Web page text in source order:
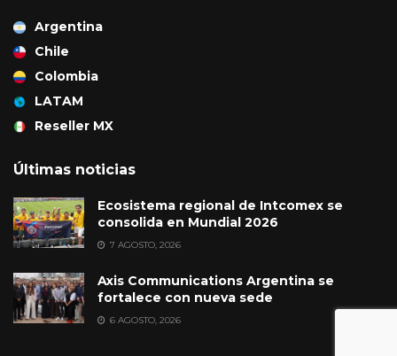
Argentina
Chile
Colombia
LATAM
Reseller MX
Últimas noticias
Ecosistema regional de Intcomex se
consolida en Mundial 2026
7 AGOSTO, 2026
Axis Communications Argentina se
fortalece con nueva sede
6 AGOSTO, 2026